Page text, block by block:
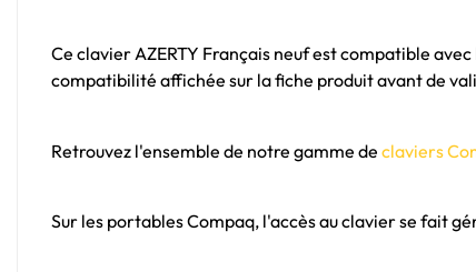
Ce clavier AZERTY Français neuf est compatible
compatibilité affichée sur la fiche produit avant de
Retrouvez l'ensemble de notre gamme de claviers
Sur les portables Compaq, l'accès au clavier se fait